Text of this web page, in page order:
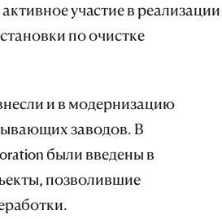
участие в реализации
по очистке
и в модернизацию
заводов. В
были введены в
позволившие